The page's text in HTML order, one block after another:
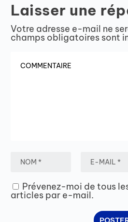
Laisser une
Votre adresse e-mail ne
champs obligatoires sont
Prévenez-moi de tous
articles par e-mail.